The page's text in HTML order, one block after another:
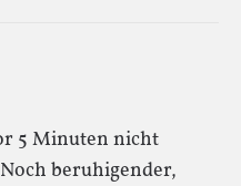
5 Minuten nicht
beruhigender,